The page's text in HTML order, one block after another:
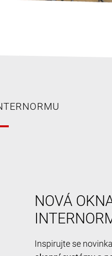
NOVÁ
Inspirujte se